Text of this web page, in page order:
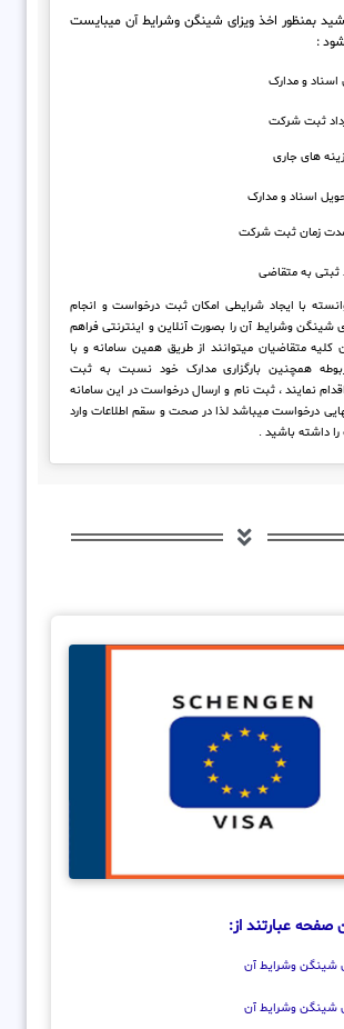
بمنظور اخذ ویزای شینگن وشرایط آن میبایست
:
اسناد و مدارک
ثبت شرکت
های جاری
اسناد و مدارک
زمان ثبت شرکت
ثبتی به متقاضی
با ایجاد شرایطی امکان ثبت درخواست و انجام
شینگن وشرایط آن را بصورت آنلاین و اینترنتی فراهم
کلیه متقاضیان میتوانند از طریق همین سامانه و با
همچنین بارگزاری مدارک خود نسبت به ثبت
نمایند ، ثبت نام و ارسال درخواست در این سامانه
درخواست میباشد لذا در صحت و سقم اطلاعات وارد
داشته باشید .
صفحه عبارتند از:
شینگن وشرایط آن
شینگن وشرایط آن